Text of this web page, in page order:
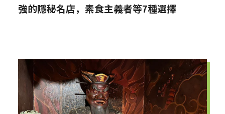
強的隱秘名店，素食主義者等7種選擇